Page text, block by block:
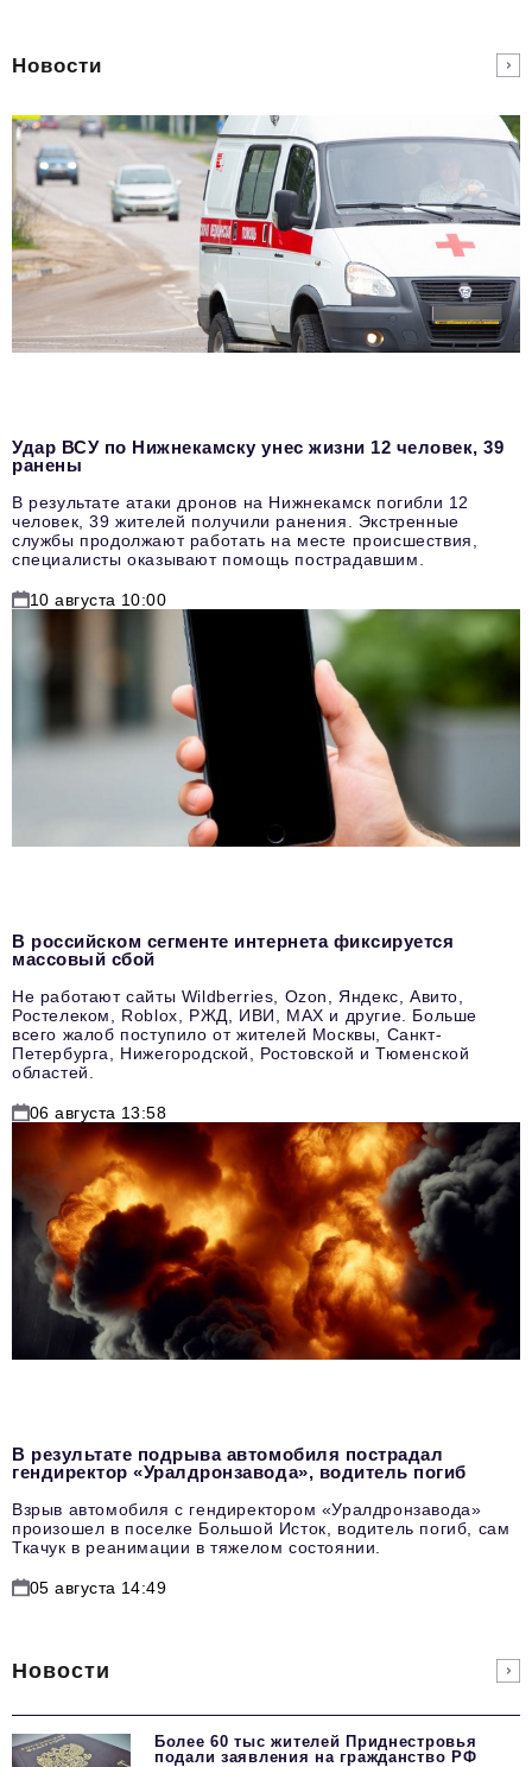
Новости
Удар ВСУ по Нижнекамску унес жизни 12 человек, 39
ранены
В результате атаки дронов на Нижнекамск погибли 12
человек, 39 жителей получили ранения. Экстренные
службы продолжают работать на месте происшествия,
специалисты оказывают помощь пострадавшим.
10 августа 10:00
В российском сегменте интернета фиксируется
массовый сбой
Не работают сайты Wildberries, Ozon, Яндекс, Авито,
Ростелеком, Roblox, РЖД, ИВИ, MAX и другие. Больше
всего жалоб поступило от жителей Москвы, Санкт-
Петербурга, Нижегородской, Ростовской и Тюменской
областей.
06 августа 13:58
В результате подрыва автомобиля пострадал
гендиректор «Уралдронзавода», водитель погиб
Взрыв автомобиля с гендиректором «Уралдронзавода»
произошел в поселке Большой Исток, водитель погиб, сам
Ткачук в реанимации в тяжелом состоянии.
05 августа 14:49
Новости
Более 60 тыс жителей Приднестровья
подали заявления на гражданство РФ